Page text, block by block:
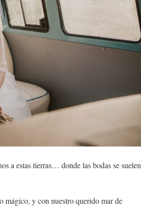
a estas tierras… donde las bodas se suelen
mágico, y con nuestro querido mar de